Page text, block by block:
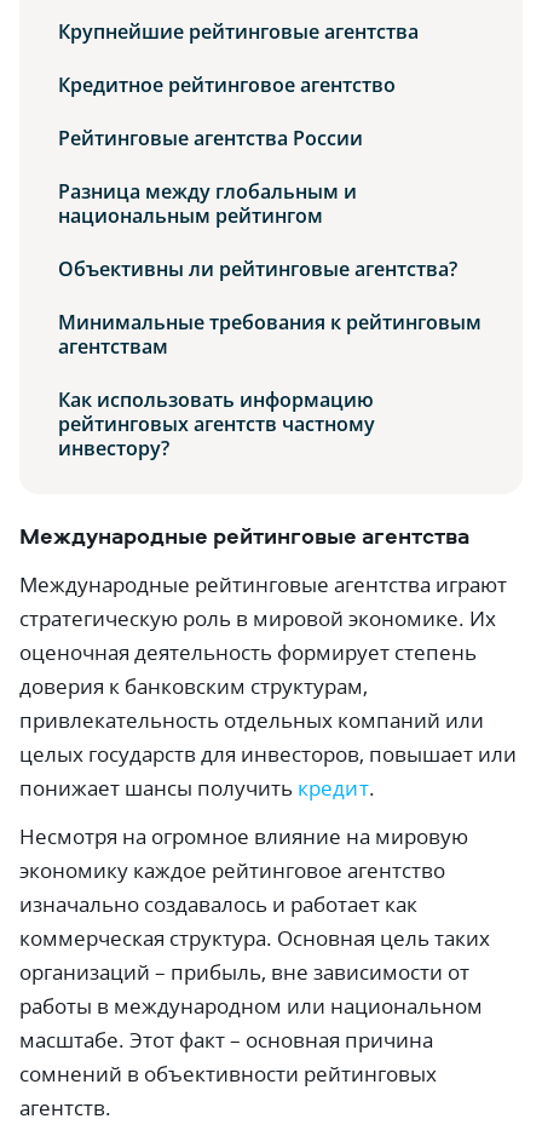
Крупнейшие рейтинговые агентства
Кредитное рейтинговое агентство
Рейтинговые агентства России
Разница между глобальным и
национальным рейтингом
Объективны ли рейтинговые агентства?
Минимальные требования к рейтинговым
агентствам
Как использовать информацию
рейтинговых агентств частному
инвестору?
Международные рейтинговые агентства
Международные рейтинговые агентства играют
стратегическую роль в мировой экономике. Их
оценочная деятельность формирует степень
доверия к банковским структурам,
привлекательность отдельных компаний или
целых государств для инвесторов, повышает или
понижает шансы получить кредит.
Несмотря на огромное влияние на мировую
экономику каждое рейтинговое агентство
изначально создавалось и работает как
коммерческая структура. Основная цель таких
организаций – прибыль, вне зависимости от
работы в международном или национальном
масштабе. Этот факт – основная причина
сомнений в объективности рейтинговых
агентств.